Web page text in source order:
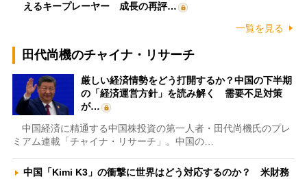
えるキープレーヤー 成長の再評…
一覧を見る
田代尚機のチャイナ・リサーチ
厳しい経済情勢をどう打開するか？中国の下半期
の「経済運営方針」を読み解く 需要不足対策
が…
中国経済に精通する中国株投資の第一人者・田代尚機氏のプレ
ミアム連載「チャイナ・リサーチ」。中国の…
中国「Kimi K3」の衝撃に世界はどう対応するのか？ 米財務